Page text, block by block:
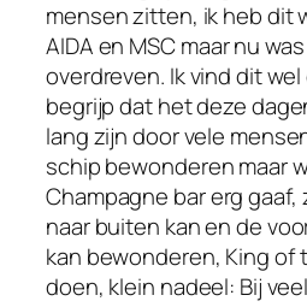
mensen zitten, ik heb dit
AIDA en MSC maar nu
overdreven. Ik vind dit wel
begrijp dat het deze
lang zijn door vele
schip bewonderen maar
Champagne bar erg gaaf,
naar buiten kan en de
kan bewonderen, King of
doen, klein nadeel: Bij